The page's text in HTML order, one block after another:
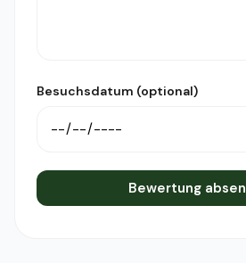
Besuchsdatum (optional)
Bewertung